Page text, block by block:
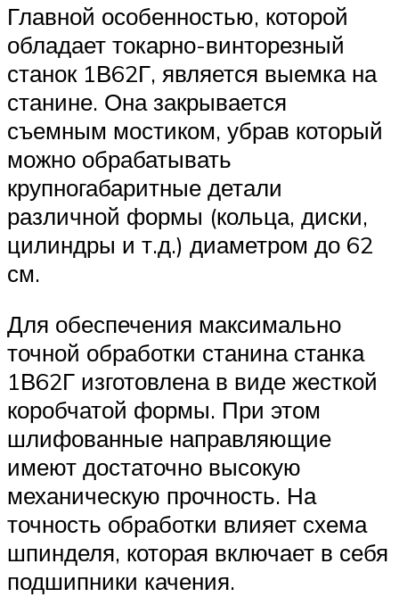
Главной особенностью, которой
обладает токарно-винторезный
станок 1В62Г, является выемка на
станине. Она закрывается
съемным мостиком, убрав который
можно обрабатывать
крупногабаритные детали
различной формы (кольца, диски,
цилиндры и т.д.) диаметром до 62
см.
Для обеспечения максимально
точной обработки станина станка
1В62Г изготовлена в виде жесткой
коробчатой формы. При этом
шлифованные направляющие
имеют достаточно высокую
механическую прочность. На
точность обработки влияет схема
шпинделя, которая включает в себя
подшипники качения.